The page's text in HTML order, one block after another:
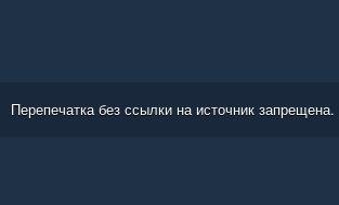
Перепечатка без ссылки на источник запрещена.